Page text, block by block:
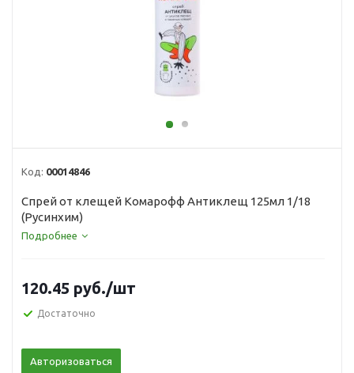
Код: 00014846
Спрей от клещей Комарофф Антиклещ 125мл 1/18
(Русинхим)
Подробнее
120.45 руб./шт
Достаточно
Авторизоваться